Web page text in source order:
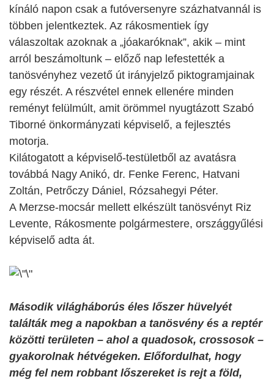
kínáló napon csak a futóversenyre százhatvannál is
többen jelentkeztek. Az rákosmentiek így
válaszoltak azoknak a „jóakaróknak”, akik – mint
arról beszámoltunk – előző nap lefestették a
tanösvényhez vezető út irányjelző piktogramjainak
egy részét. A részvétel ennek ellenére minden
reményt felülmúlt, amit örömmel nyugtázott Szabó
Tiborné önkormányzati képviselő, a fejlesztés
motorja.
Kilátogatott a képviselő-testületből az avatásra
továbbá Nagy Anikó, dr. Fenke Ferenc, Hatvani
Zoltán, Petrőczy Dániel, Rózsahegyi Péter.
A Merzse-mocsár mellett elkészült tanösvényt Riz
Levente, Rákosmente polgármestere, országgyűlési
képviselő adta át.
Második világháborús éles lőszer hüvelyét
találták meg a napokban a tanösvény és a reptér
közötti területen – ahol a quadosok, crossosok –
gyakorolnak hétvégeken. Előfordulhat, hogy
még fel nem robbant lőszereket is rejt a föld,